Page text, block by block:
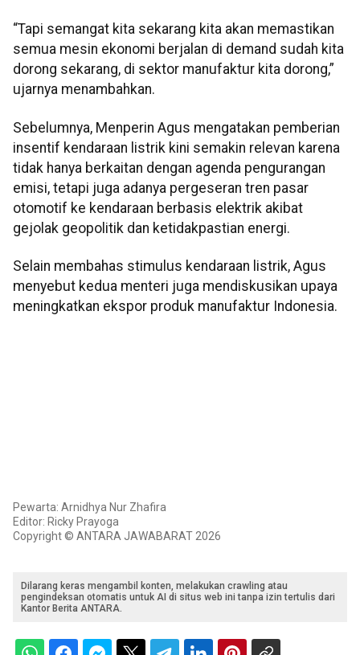
“Tapi semangat kita sekarang kita akan memastikan
semua mesin ekonomi berjalan di demand sudah kita
dorong sekarang, di sektor manufaktur kita dorong,”
ujarnya menambahkan.
Sebelumnya, Menperin Agus mengatakan pemberian
insentif kendaraan listrik kini semakin relevan karena
tidak hanya berkaitan dengan agenda pengurangan
emisi, tetapi juga adanya pergeseran tren pasar
otomotif ke kendaraan berbasis elektrik akibat
gejolak geopolitik dan ketidakpastian energi.
Selain membahas stimulus kendaraan listrik, Agus
menyebut kedua menteri juga mendiskusikan upaya
meningkatkan ekspor produk manufaktur Indonesia.
Pewarta: Arnidhya Nur Zhafira
Editor: Ricky Prayoga
Copyright © ANTARA JAWABARAT 2026
Dilarang keras mengambil konten, melakukan crawling atau
pengindeksan otomatis untuk AI di situs web ini tanpa izin tertulis dari
Kantor Berita ANTARA.